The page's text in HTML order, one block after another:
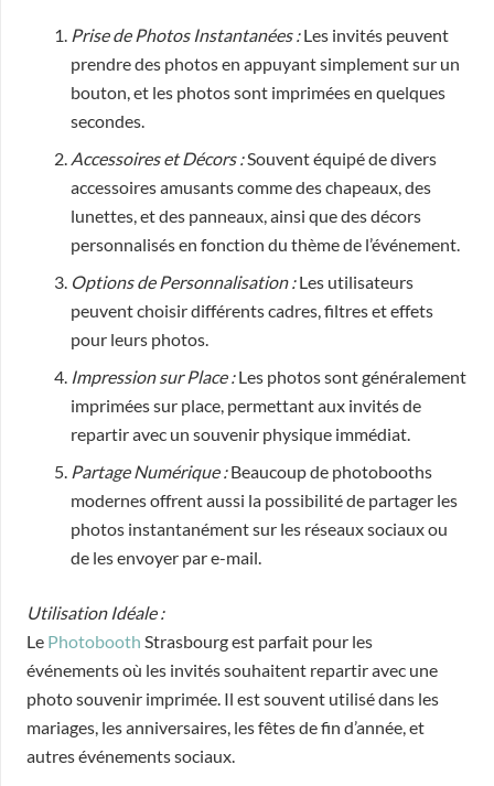
Prise de Photos Instantanées :Les invités peuvent
prendre des photos en appuyant simplement sur un
bouton, et les photos sont imprimées en quelques
secondes.
Accessoires et Décors :Souvent équipé de divers
accessoires amusants comme des chapeaux, des
lunettes, et des panneaux, ainsi que des décors
personnalisés en fonction du thème de l’événement.
Options de Personnalisation :Les utilisateurs
peuvent choisir différents cadres, filtres et effets
pour leurs photos.
Impression sur Place :Les photos sont généralement
imprimées sur place, permettant aux invités de
repartir avec un souvenir physique immédiat.
Partage Numérique :Beaucoup de photobooths
modernes offrent aussi la possibilité de partager les
photos instantanément sur les réseaux sociaux ou
de les envoyer par e-mail.
Utilisation Idéale :
Le Photobooth Strasbourg est parfait pour les
événements où les invités souhaitent repartir avec une
photo souvenir imprimée. Il est souvent utilisé dans les
mariages, les anniversaires, les fêtes de fin d’année, et
autres événements sociaux.